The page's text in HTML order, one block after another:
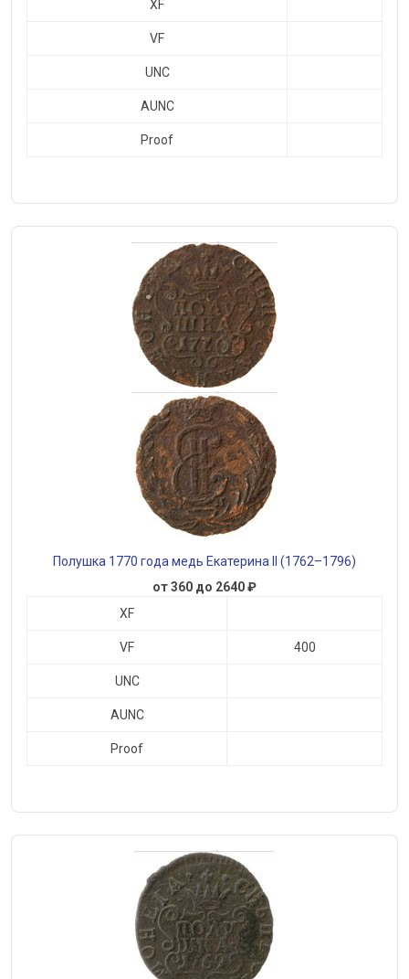
XF
VF
UNC
AUNC
Proof
Полушка 1770 года медь Екатерина II (1762–1796)
от 360 до 2640 ₽
XF
VF 400
UNC
AUNC
Proof